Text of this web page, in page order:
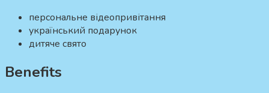
персональне відеопривітання
український подарунок
дитяче свято
Benefits